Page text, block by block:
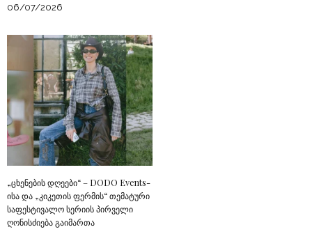
06/07/2026
„ცხენების დღეები“ – DODO Events-
ისა და „კიკეთის ფერმის“ თემატური
საფესტივალო სერიის პირველი
ღონისძიება გაიმართა